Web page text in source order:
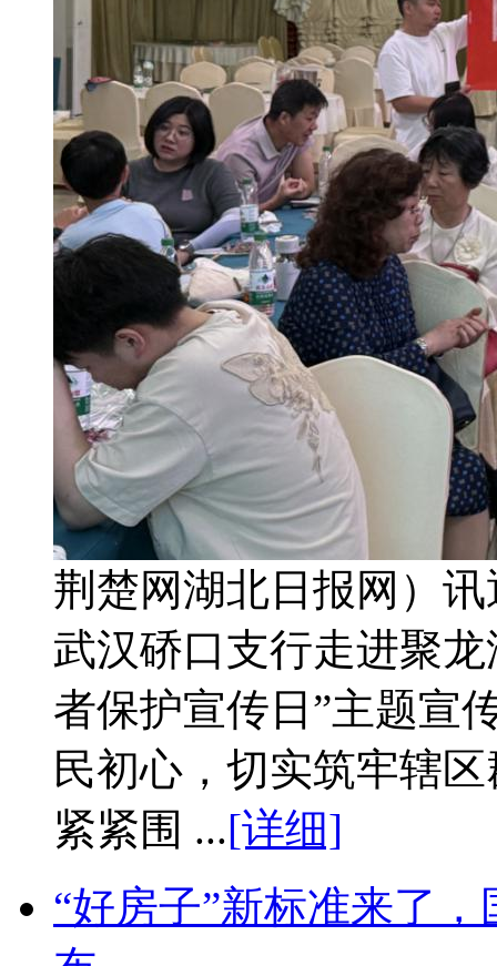
荆楚网湖北日报网）
武汉硚口支行走进聚龙
者保护宣传日”主题宣
民初心，切实筑牢辖
紧紧围 ...[详细]
“好房子”新标准来了